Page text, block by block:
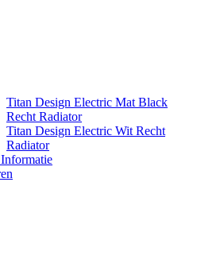
Titan Design Electric Mat Black
Recht Radiator
Titan Design Electric Wit Recht
Radiator